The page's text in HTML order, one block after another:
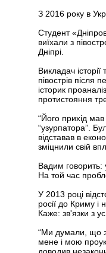
З 2016 року в
Студент
виїхали з
Дніпрі.
Викладач
півострів після
історик
протистояння
“Його прихід
“узурпатора”.
відставав в
зміцнили свій
Вадим говорить:
На той час
У 2013 році
росії до Криму і
Каже: зв'язки з
“Ми думали, що
мене і мою
доводив